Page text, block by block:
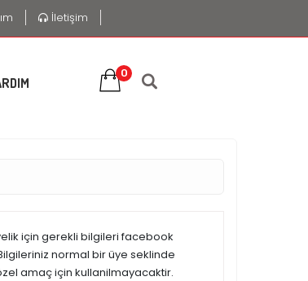
İletişim
0
için gerekli bilgileri facebook
normal bir üye seklinde
amaç için kullanilmayacaktir.